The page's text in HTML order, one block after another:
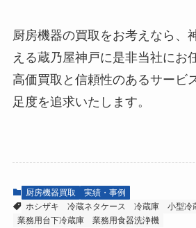
厨房機器の買取をお考えなら、
える蔵乃屋神戸に是非当社にお
高価買取と信頼性のあるサービ
足度を追求いたします。
厨房機器買取
実績・事例
ホシザキ
冷蔵ネタケース 冷蔵庫
小型冷
業務用台下冷蔵庫
業務用食器洗浄機